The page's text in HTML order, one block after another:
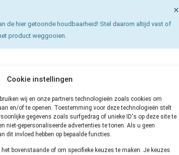
Cookie instellingen
wij en onze partners technologieën zoals cookies om
en/of te openen. Toestemming voor deze technologieën stelt
gegevens zoals surfgedrag of unieke ID's op deze site te
niet-gepersonaliseerde advertenties te tonen. Als u geen
dit invloed hebben op bepaalde functies.
bovenstaande of om specifieke keuzes te maken. Je keuzes
de hier getoonde houdbaarheid! Stel daarom altijd vast of
product weggooien.
×